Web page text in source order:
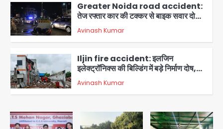
4
Greater Noida road accident:
तेज रफ्तार कार की टक्कर से बाइक सवार दो
युवकों की मौत, परिवारों में मातम
Avinash Kumar
5
Iljin fire accident: इलजिन
इलेक्ट्रॉनिक्स की बिल्डिंग में बड़े निर्माण दोष,
कंक्रीट बीम तिरछा; पीडब्ल्यूडी ऑडिट में
चौंकाने वाला खुलासा
Avinash Kumar
Minor daughter abuse case in
Noida: 7 साल की मासूम बेटी के साथ